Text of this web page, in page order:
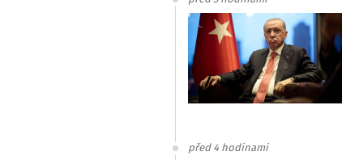
před 4 hodinami